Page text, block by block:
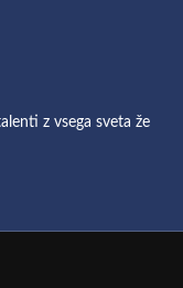
z vsega sveta že